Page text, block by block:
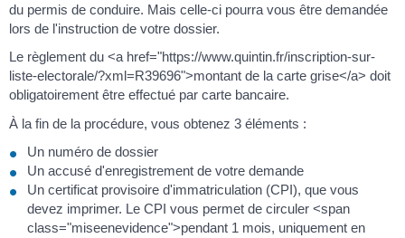
du permis de conduire. Mais celle-ci pourra vous être demandée
lors de l'instruction de votre dossier.
Le règlement du <a href="https://www.quintin.fr/inscription-sur-
liste-electorale/?xml=R39696">montant de la carte grise</a> doit
obligatoirement être effectué par carte bancaire.
À la fin de la procédure, vous obtenez 3 éléments :
Un numéro de dossier
Un accusé d'enregistrement de votre demande
Un certificat provisoire d'immatriculation (CPI), que vous
devez imprimer. Le CPI vous permet de circuler <span
class="miseenevidence">pendant 1 mois, uniquement en